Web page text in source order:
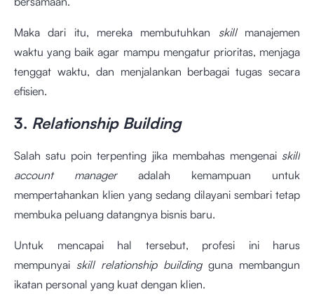
Maka dari itu, mereka membutuhkan skillmanajemen
waktu yang baik agar mampu mengatur prioritas, menjaga
tenggat waktu, dan menjalankan berbagai tugas secara
efisien.
3. Relationship Building
Salah satu poin terpenting jika membahas mengenai skill
account manager adalah kemampuan untuk
mempertahankan klien yang sedang dilayani sembari tetap
membuka peluang datangnya bisnis baru.
Untuk mencapai hal tersebut, profesi ini harus
mempunyai skill relationship building guna membangun
ikatan personal yang kuat dengan klien.